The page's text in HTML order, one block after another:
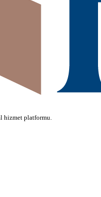
hizmet platformu.